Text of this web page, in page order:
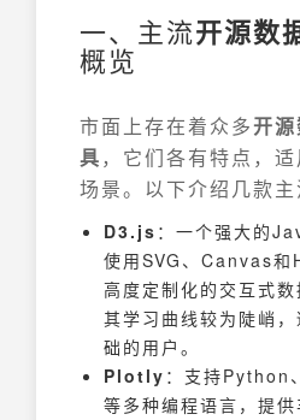
一、主流开源数
概览
市面上存在着众多开
具 ，它们各有特点，
场景。以下介绍几款主
D3.js ：一个强大的
使用SVG、Canvas和
高度定制化的交互式
其学习曲线较为陡峭
础的用户。
Plotly ：支持Python
等多种编程语言，提